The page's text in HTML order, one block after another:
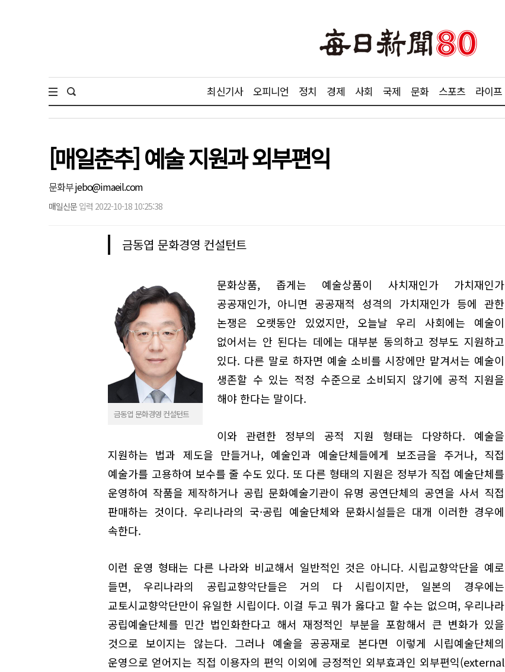
최신기사 오피니언 정치 경제 사회 국제 문화 스포츠 라이프
[매일춘추] 예술 지원과 외부편익
문화부jebo@imaeil.com
매일신문 입력 2022-10-18 10:25:38
금동엽 문화경영 컨설턴트
금동엽 문화경영 컨설턴트
문화상품, 좁게는 예술상품이 사치재인가 가치재인가
공공재인가, 아니면 공공재적 성격의 가치재인가 등에 관한
논쟁은 오랫동안 있었지만, 오늘날 우리 사회에는 예술이
없어서는 안 된다는 데에는 대부분 동의하고 정부도 지원하고
있다. 다른 말로 하자면 예술 소비를 시장에만 맡겨서는 예술이
생존할 수 있는 적정 수준으로 소비되지 않기에 공적 지원을
해야 한다는 말이다.
이와 관련한 정부의 공적 지원 형태는 다양하다. 예술을
지원하는 법과 제도을 만들거나, 예술인과 예술단체들에게 보조금을 주거나, 직접
예술가를 고용하여 보수를 줄 수도 있다. 또 다른 형태의 지원은 정부가 직접 예술단체를
운영하여 작품을 제작하거나 공립 문화예술기관이 유명 공연단체의 공연을 사서 직접
판매하는 것이다. 우리나라의 국·공립 예술단체와 문화시설들은 대개 이러한 경우에
속한다.
이런 운영 형태는 다른 나라와 비교해서 일반적인 것은 아니다. 시립교향악단을 예로
들면, 우리나라의 공립교향악단들은 거의 다 시립이지만, 일본의 경우에는
교토시교향악단만이 유일한 시립이다. 이걸 두고 뭐가 옳다고 할 수는 없으며, 우리나라
공립예술단체를 민간 법인화한다고 해서 재정적인 부분을 포함해서 큰 변화가 있을
것으로 보이지는 않는다. 그러나 예술을 공공재로 본다면 이렇게 시립예술단체의
운영으로 얻어지는 직접 이용자의 편익 이외에 긍정적인 외부효과인 외부편익(external